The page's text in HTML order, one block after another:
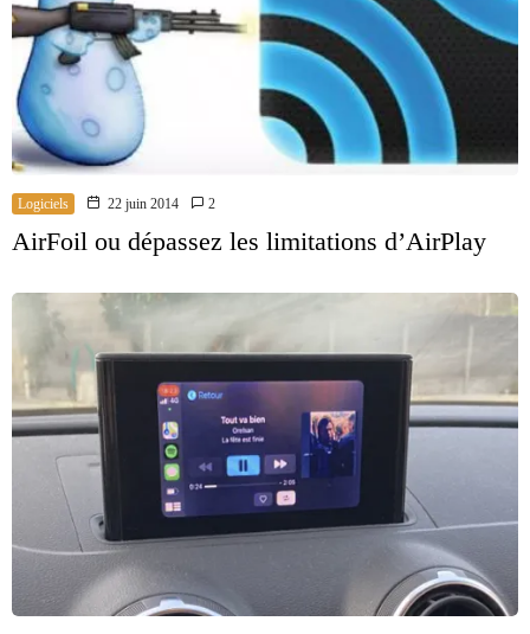
Logiciels 22 juin 2014 2
AirFoil ou dépassez les limitations d’AirPlay